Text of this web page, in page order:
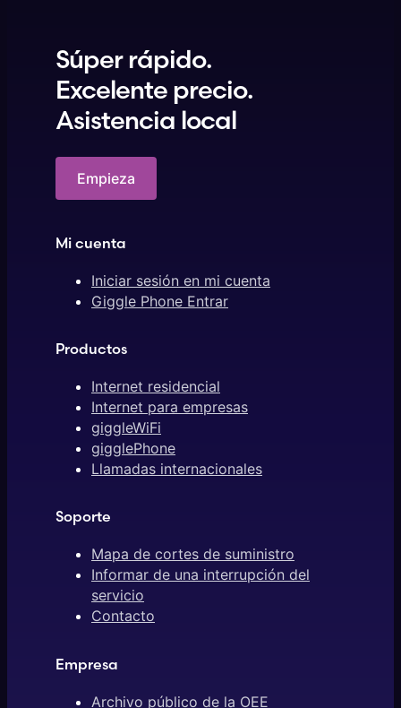
Súper rápido.
Excelente precio.
Asistencia local
Empieza
Mi cuenta
Iniciar sesión en mi cuenta
Giggle Phone Entrar
Productos
Internet residencial
Internet para empresas
giggleWiFi
gigglePhone
Llamadas internacionales
Soporte
Mapa de cortes de suministro
Informar de una interrupción del
servicio
Contacto
Empresa
Archivo público de la OEE